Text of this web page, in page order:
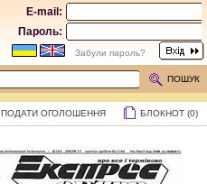
E-mail:
Пароль:
Забули пароль?
ПОШУК
ПОДАТИ ОГОЛОШЕННЯ БЛОКНОТ (0)